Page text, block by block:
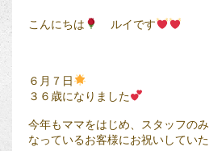
こんにちは ルイです
６月７日
３６歳になりました
今年もママをはじめ、スタッフの
なっているお客様にお祝いしてい